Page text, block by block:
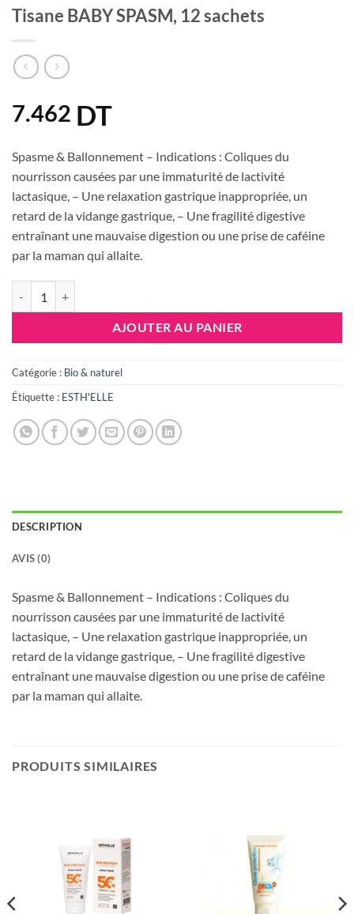
Tisane BABY SPASM, 12 sachets
7.462 DT
Spasme & Ballonnement – Indications : Coliques du
nourrisson causées par une immaturité de lactivité
lactasique, – Une relaxation gastrique inappropriée, un
retard de la vidange gastrique, – Une fragilité digestive
entraînant une mauvaise digestion ou une prise de caféine
par la maman qui allaite.
AJOUTER AU PANIER
Catégorie : Bio & naturel
Étiquette : ESTH'ELLE
DESCRIPTION
AVIS (0)
Spasme & Ballonnement – Indications : Coliques du
nourrisson causées par une immaturité de lactivité
lactasique, – Une relaxation gastrique inappropriée, un
retard de la vidange gastrique, – Une fragilité digestive
entraînant une mauvaise digestion ou une prise de caféine
par la maman qui allaite.
PRODUITS SIMILAIRES